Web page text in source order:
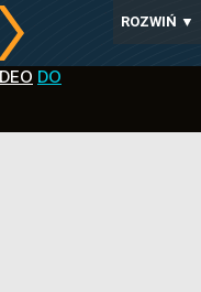
ROZWIŃ ▼
DO